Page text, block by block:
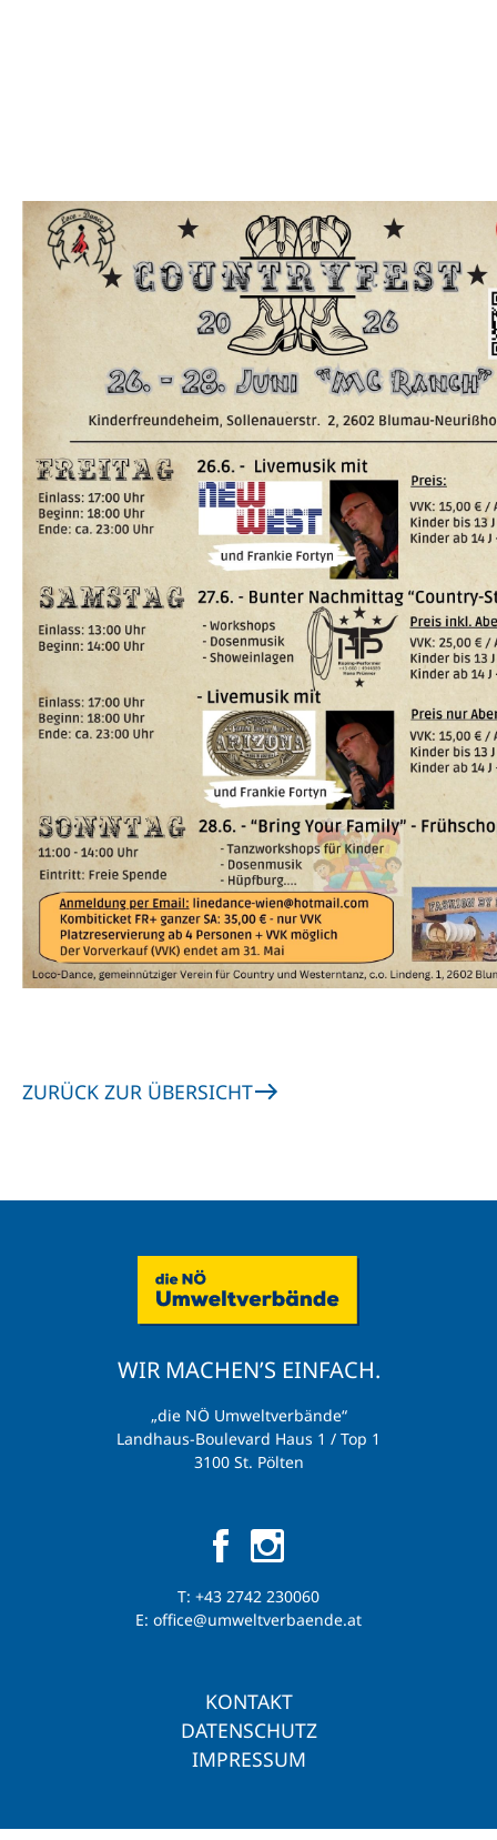
ZURÜCK ZUR ÜBERSICHT
WIR MACHEN’S EINFACH.
„die NÖ Umweltverbände“
Landhaus-Boulevard Haus 1 / Top 1
3100 St. Pölten
T: +43 2742 230060
E: office@umweltverbaende.at
KONTAKT
DATENSCHUTZ
IMPRESSUM